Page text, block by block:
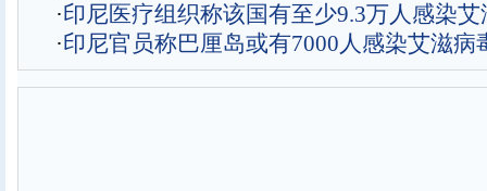
·印尼医疗组织称该国有至少9.3万人感染艾
·印尼官员称巴厘岛或有7000人感染艾滋病